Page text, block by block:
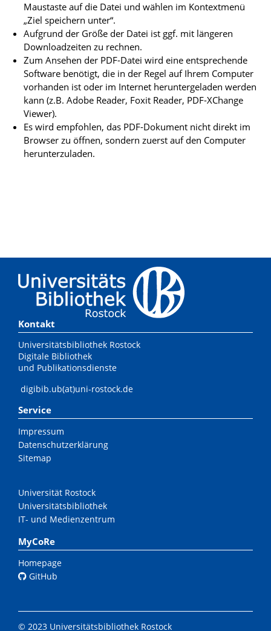
Maustaste auf die Datei und wählen im Kontextmenü
„Ziel speichern unter“.
Aufgrund der Größe der Datei ist ggf. mit längeren
Downloadzeiten zu rechnen.
Zum Ansehen der PDF-Datei wird eine entsprechende
Software benötigt, die in der Regel auf Ihrem Computer
vorhanden ist oder im Internet heruntergeladen werden
kann (z.B. Adobe Reader, Foxit Reader, PDF-XChange
Viewer).
Es wird empfohlen, das PDF-Dokument nicht direkt im
Browser zu öffnen, sondern zuerst auf den Computer
herunterzuladen.
Kontakt
Universitätsbibliothek Rostock
Digitale Bibliothek
und Publikationsdienste
digibib.ub(at)uni-rostock.de
Service
Impressum
Datenschutzerklärung
Sitemap
Universität Rostock
Universitätsbibliothek
IT- und Medienzentrum
MyCoRe
Homepage
GitHub
© 2023 Universitätsbibliothek Rostock